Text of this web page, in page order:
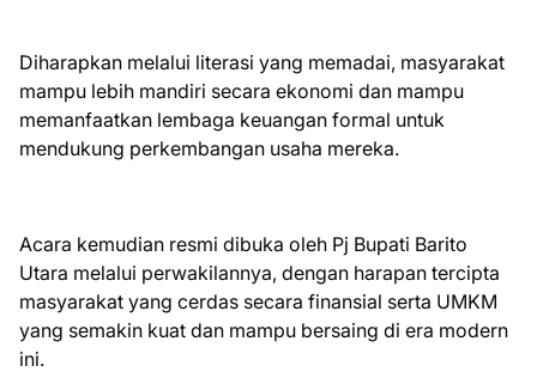
Diharapkan melalui literasi yang memadai, masyarakat
mampu lebih mandiri secara ekonomi dan mampu
memanfaatkan lembaga keuangan formal untuk
mendukung perkembangan usaha mereka.
Acara kemudian resmi dibuka oleh Pj Bupati Barito
Utara melalui perwakilannya, dengan harapan tercipta
masyarakat yang cerdas secara finansial serta UMKM
yang semakin kuat dan mampu bersaing di era modern
ini.